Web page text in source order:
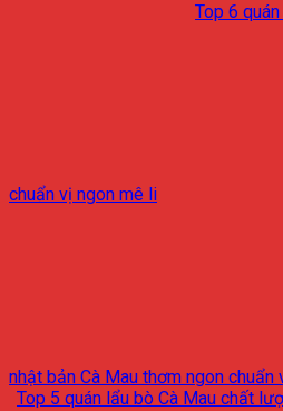
Top 6
chuẩn vị ngon mê li
nhật bản Cà Mau thơm ngon chuẩn
Top 5 quán lẩu bò Cà Mau chất